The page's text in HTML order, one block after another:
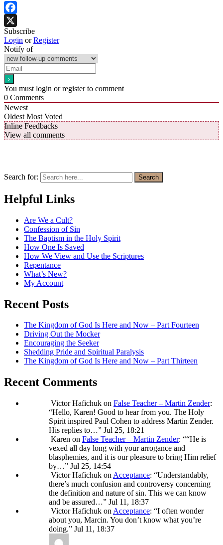
Facebook
X
Subscribe
Login orRegister
Notify of
You must login or register to comment
0 Comments
Newest
Oldest Most Voted
Inline Feedbacks
View all comments
Search for: Search
Helpful Links
Are We a Cult?
Confession of Sin
The Baptism in the Holy Spirit
How One Is Saved
How We View and Use the Scriptures
Repentance
What’s New?
My Account
Recent Posts
The Kingdom of God Is Here and Now – Part Fourteen
Driving Out the Mocker
Encouraging the Seeker
Shedding Pride and Spiritual Paralysis
The Kingdom of God Is Here and Now – Part Thirteen
Recent Comments
Victor Hafichuk on False Teacher – Martin Zender:
“Hello, Karen! Good to hear from you. The Holy
Spirit inspired Paul Cohen to address Martin Zender.
His replies to…” Jul 25, 18:21
Karen on False Teacher – Martin Zender: ““He is
vexed all day long with your arrogance and
blasphemies, and it is our pleasure to bring Him relief
by…” Jul 25, 14:54
Victor Hafichuk on Acceptance: “Understandably,
there’s much confusion and controversy concerning
the definition and nature of sin. This we can know
and be assured…” Jul 11, 18:37
Victor Hafichuk on Acceptance: “I often wonder
about you, Marcin. You don’t know what you’re
doing.” Jul 11, 18:37